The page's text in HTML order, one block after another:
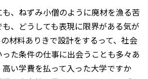
、ねずみ小僧のように廃材を漁る苦
、どうしても表現に限界がある気が
材料ありきで設計をするって、社会
た条件の仕事に出会うことも多々あ
い学費を払って入った大学ですか